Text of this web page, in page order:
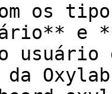
os
e
usuário
da